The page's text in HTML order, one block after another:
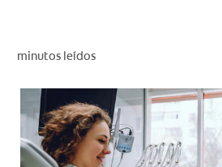
minutos leídos